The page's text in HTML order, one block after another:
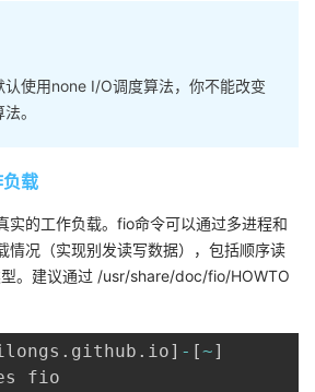
使用none I/O调度算法，你不能改变
。
载
实的工作负载。fio命令可以通过多进程和
情况（实现别发读写数据），包括顺序读
。建议通过 /usr/share/doc/fio/HOWTO
. github . io] - [~]
fio